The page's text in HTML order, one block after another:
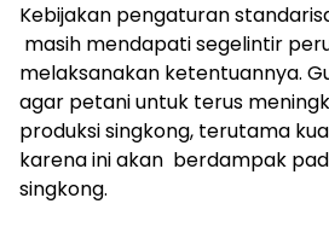
Kebijakan pengaturan
masih mendapati segelintir
melaksanakan ketentuannya.
agar petani untuk terus
produksi singkong, terutama
karena ini akan berdampak
singkong.